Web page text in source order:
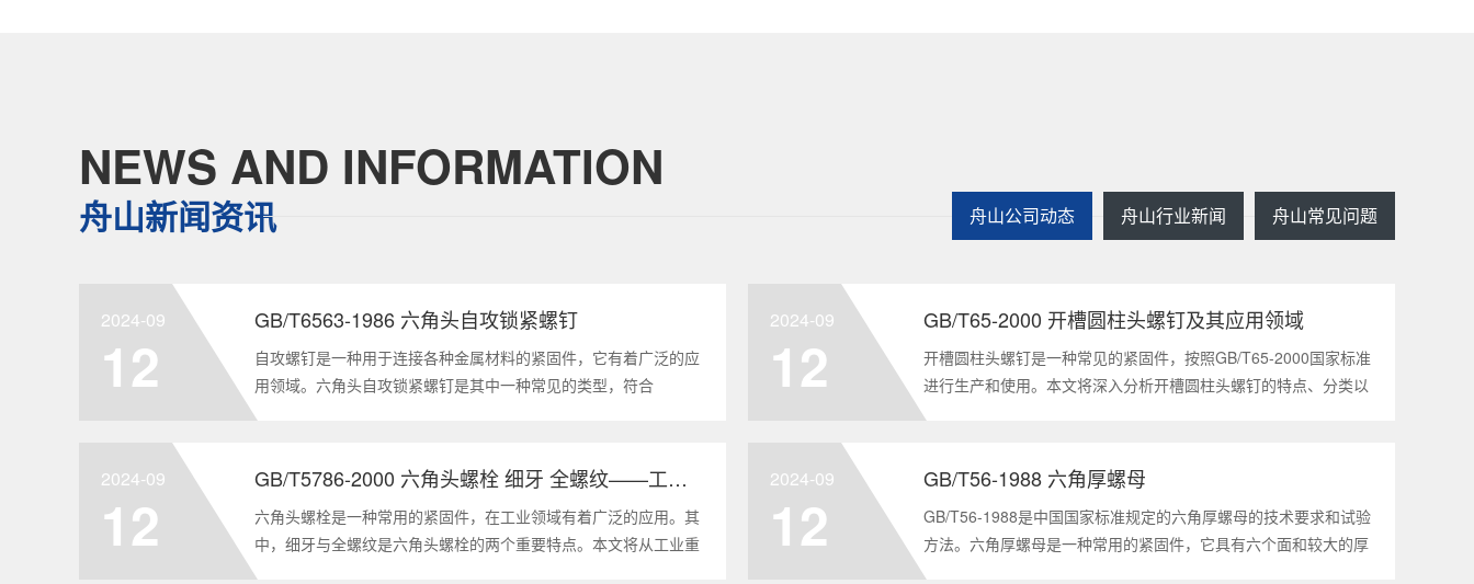
NEWS AND INFORMATION
舟山新闻资讯 舟山公司动态 舟山行业新闻 舟山常见问题
2024-09
12
GB/T6563-1986 六角头自攻锁紧螺钉
自攻螺钉是一种用于连接各种金属材料的紧固件，它有着广泛的应
用领域。六角头自攻锁紧螺钉是其中一种常见的类型，符合
GB/T6563-1986标准。本文将深度分析这种螺钉的特点、应用以及
2024-09
12
GB/T65-2000 开槽圆柱头螺钉及其应用领域
开槽圆柱头螺钉是一种常见的紧固件，按照GB/T65-2000国家标准
进行生产和使用。本文将深入分析开槽圆柱头螺钉的特点、分类以
及应用领域，帮助读者更好地了解和应用该种螺钉。什么是
2024-09
12
GB/T5786-2000 六角头螺栓 细牙 全螺纹——工业重要性和特点
六角头螺栓是一种常用的紧固件，在工业领域有着广泛的应用。其
中，细牙与全螺纹是六角头螺栓的两个重要特点。本文将从工业重
要性和特点两个方面，对GB/T5786-2000标准下的六角头螺栓 细
2024-09
12
GB/T56-1988 六角厚螺母
GB/T56-1988是中国国家标准规定的六角厚螺母的技术要求和试验
方法。六角厚螺母是一种常用的紧固件，它具有六个面和较大的厚
度。它通常用于需要更大的力矩和耐久性的紧固装配。六角厚螺母